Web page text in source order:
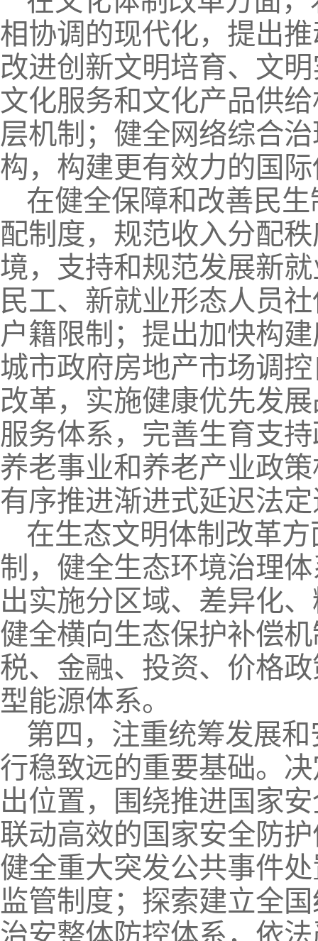
相协调的现代化，提出
改进创新文明培育、文
文化服务和文化产品供
层机制；健全网络综合
构，构建更有效力的国
在健全保障和改善民
配制度，规范收入分配
境，支持和规范发展新
民工、新就业形态人员
户籍限制；提出加快构
城市政府房地产市场调
改革，实施健康优先发
服务体系，完善生育支
养老事业和养老产业政
有序推进渐进式延迟法
在生态文明体制改革
制，健全生态环境治理
出实施分区域、差异化
健全横向生态保护补偿
税、金融、投资、价格
型能源体系。
第四，注重统筹发展
行稳致远的重要基础。
出位置，围绕推进国家
联动高效的国家安全防
健全重大突发公共事件
监管制度；探索建立全